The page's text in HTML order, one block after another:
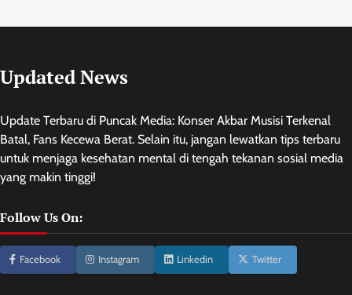
Updated News
Update Terbaru di Puncak Media: Konser Akbar Musisi Terkenal
Batal, Fans Kecewa Berat. Selain itu, jangan lewatkan tips terbaru
untuk menjaga kesehatan mental di tengah tekanan sosial media
yang makin tinggi!
Follow Us On:
Facebook Instagram Linkedin Twitter